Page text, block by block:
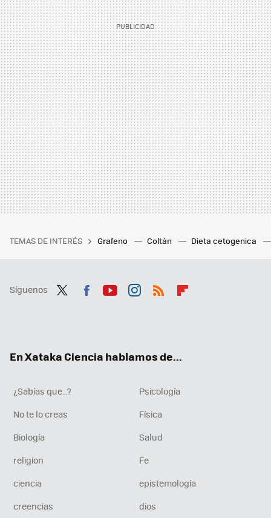
TEMAS DE INTERÉS Grafeno Coltán Dieta cetogenica
Síguenos
En Xataka Ciencia hablamos de...
¿Sabías que...?
Psicología
No te lo creas
Física
Biología
Salud
religion
Fe
ciencia
epistemología
creencias
dios